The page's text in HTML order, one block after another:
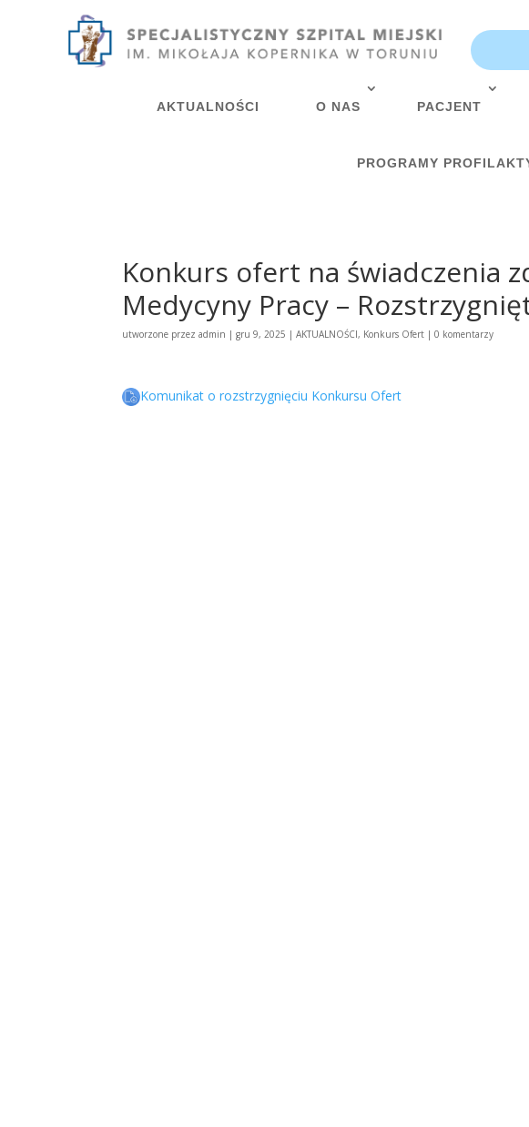
AKTUALNOŚCI O NAS PACJENT
PROGRAMY
Konkurs ofert na świadczenia
Medycyny Pracy –
utworzone przezadmin |gru 9, 2025 |AKTUALNOŚCI, Konkurs Ofert |0 komentarzy
Komunikat o rozstrzygnięciu Konkursu Ofert